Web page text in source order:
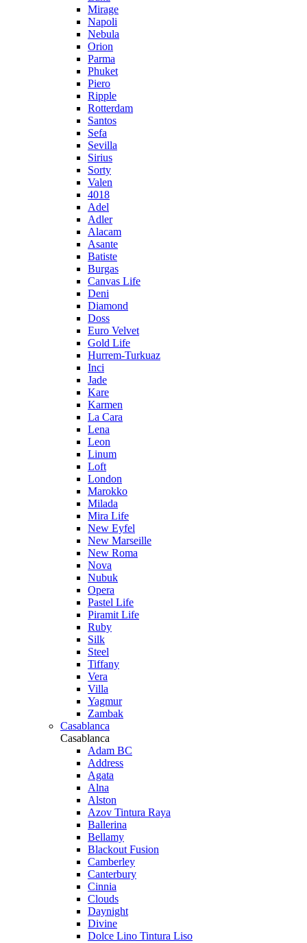
Mirage
Napoli
Nebula
Orion
Parma
Phuket
Piero
Ripple
Rotterdam
Santos
Sefa
Sevilla
Sirius
Sorty
Valen
4018
Adel
Adler
Alacam
Asante
Batiste
Burgas
Canvas Life
Deni
Diamond
Doss
Euro Velvet
Gold Life
Hurrem-Turkuaz
Inci
Jade
Kare
Karmen
La Cara
Lena
Leon
Linum
Loft
London
Marokko
Milada
Mira Life
New Eyfel
New Marseille
New Roma
Nova
Nubuk
Opera
Pastel Life
Piramit Life
Ruby
Silk
Steel
Tiffany
Vera
Villa
Yagmur
Zambak
Casablanca
Casablanca
Adam BC
Address
Agata
Alna
Alston
Azov Tintura Raya
Ballerina
Bellamy
Blackout Fusion
Camberley
Canterbury
Cinnia
Clouds
Daynight
Divine
Dolce Lino Tintura Liso